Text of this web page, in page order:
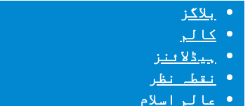
بلاگز
کالم
ہیڈلائنز
نقطہ نظر
عالم اسلام